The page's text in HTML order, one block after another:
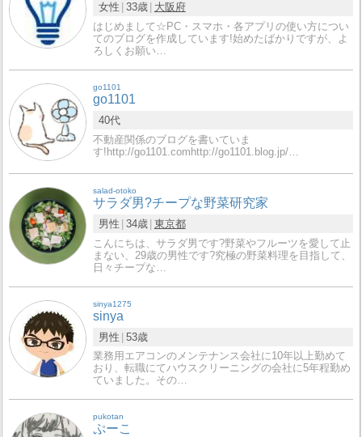
女性 33歳
大阪府
はじめまして☆PC・スマホ・各アプリの使い方につい
てのブログを作成しています!始めたばかりですが、よ
ろしくお願い…
go1101
go1101
40代
不動産関係のブログを書いていま
す!http://go1101.comhttp://go1101.blog.jp/…
salad-otoko
サラダ男?チープな野菜研究家
男性 34歳 東京都
こんにちは、サラダ男です?野菜やフルーツを愛して止
まない、29歳の男性です?究極の野菜料理を目指して、
日々チープな…
sinya1275
sinya
男性 53歳
業務用エアコンのメンテナンス会社に10年以上勤めて
おり、転職にてハウスクリーニングの会社に5年程勤め
ていました。その…
pukotan
ぷーこ